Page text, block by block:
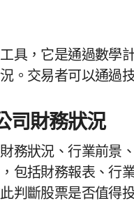
。交易者可以通過
司財務狀況
務狀況、行業前景
包括財務報表、行
判斷股票是否值得